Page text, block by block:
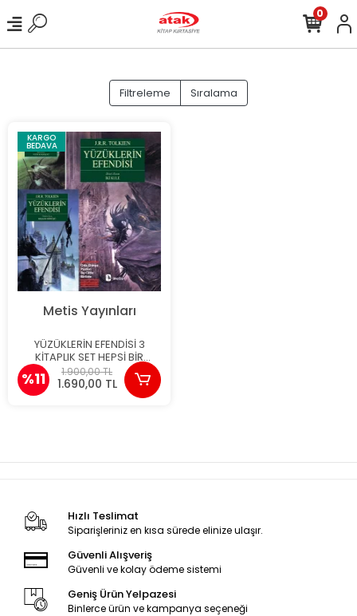
0
Filtreleme Sıralama
KARGO
BEDAVA
Metis Yayınları
YÜZÜKLERİN EFENDİSİ 3
KİTAPLIK SET HEPSİ BİR
ARADA
%11 1.900,00 TL
1.690,00 TL
Hızlı Teslimat
Siparişleriniz en kısa sürede elinize ulaşır.
Güvenli Alışveriş
Güvenli ve kolay ödeme sistemi
Geniş Ürün Yelpazesi
Binlerce ürün ve kampanya seçeneği